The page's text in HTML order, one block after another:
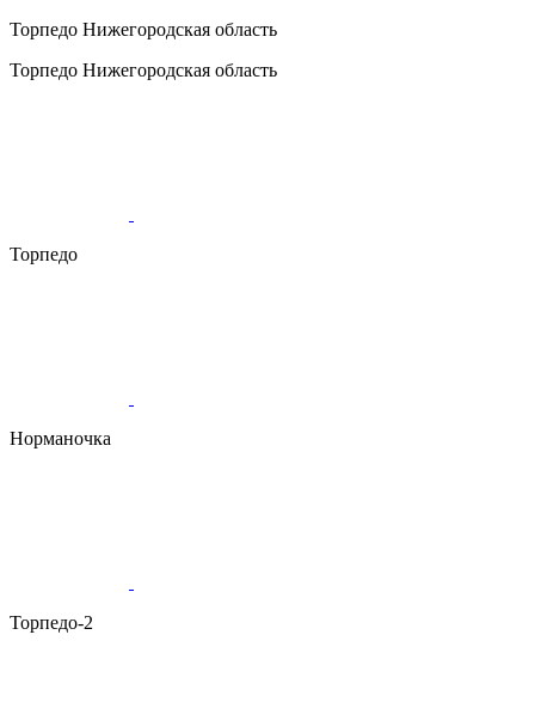
Торпедо Нижегородская область
Торпедо Нижегородская область
Торпедо
Норманочка
Торпедо-2